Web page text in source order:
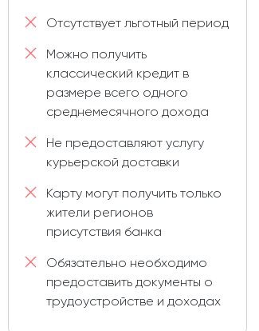
Отсутствует льготный период
Можно получить
классический кредит в
размере всего одного
среднемесячного дохода
Не предоставляют услугу
курьерской доставки
Карту могут получить только
жители регионов
присутствия банка
Обязательно необходимо
предоставить документы о
трудоустройстве и доходах